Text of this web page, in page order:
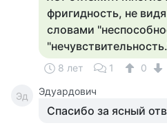
фригидность, не
словами
8 лет 1 0
Эд Эдуардович
Спасибо за ясный